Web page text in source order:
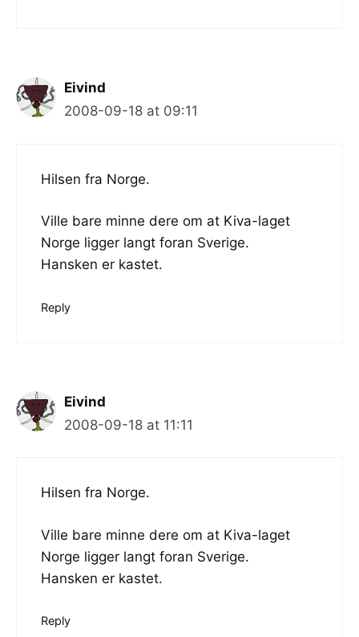
Eivind
2008-09-18 at 09:11
Hilsen fra Norge.
Ville bare minne dere om at Kiva-laget
Norge ligger langt foran Sverige.
Hansken er kastet.
Reply
Eivind
2008-09-18 at 11:11
Hilsen fra Norge.
Ville bare minne dere om at Kiva-laget
Norge ligger langt foran Sverige.
Hansken er kastet.
Reply